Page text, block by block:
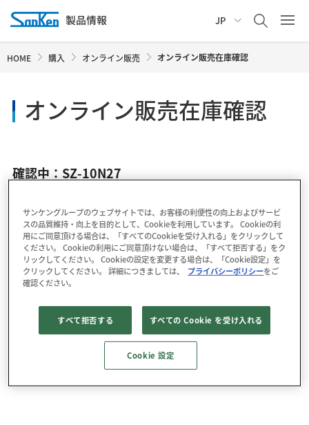
JP
HOME 購入 オンライン販売 オンライン販売在庫確認
オンライン販売在庫確認
確認中：SZ-10N27
サンケングループのウェブサイトでは、お客様の利便性の向上およびサービ
スの品質維持・向上を目的として、Cookieを利用しています。 Cookieの利
用にご同意頂ける場合は、「すべてのCookieを受け入れる」をクリックして
ください。 Cookieの利用にご同意頂けない場合は、「すべて拒否する」をク
リックしてください。 Cookieの設定を変更する場合は、「Cookie設定」を
クリックしてください。 詳細につきましては、
プライバシーポリシーをご
確認ください。
すべて拒否する すべての Cookie を受け入れる
Cookie 設定